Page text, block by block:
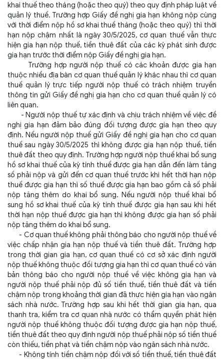
khai thuế theo tháng (hoặc theo quý) theo quy định pháp luật về
quản lý thuế. Trường hợp Giấy đề nghị gia hạn không nộp cùng
với thời điểm nộp hồ sơ khai thuế tháng (hoặc theo quý) thì thời
hạn nộp chậm nhất là ngày 30/5/2025, cơ quan thuế vẫn thực
hiện gia hạn nộp thuế, tiền thuê đất của các kỳ phát sinh được
gia hạn trước thời điểm nộp Giấy đề nghị gia hạn.
Trường hợp người nộp thuế có các khoản được gia hạn
thuộc nhiều địa bàn cơ quan thuế quản lý khác nhau thì cơ quan
thuế quản lý trực tiếp người nộp thuế có trách nhiệm truyền
thông tin gửi Giấy đề nghị gia hạn cho cơ quan thuế quản lý có
liên quan.
- Người nộp thuế tự xác định và chịu trách nhiệm về việc đề
nghị gia hạn đảm bảo đúng đối tượng được gia hạn theo quy
định. Nếu người nộp thuế gửi Giấy đề nghị gia hạn cho cơ quan
thuế sau ngày 30/5/2025 thì không được gia hạn nộp thuế, tiền
thuê đất theo quy định. Trường hợp người nộp thuế khai bổ sung
hồ sơ khai thuế của kỳ tính thuế được gia hạn dẫn đến làm tăng
số phải nộp và gửi đến cơ quan thuế trước khi hết thời hạn nộp
thuế được gia hạn thì số thuế được gia hạn bao gồm cả số phải
nộp tăng thêm do khai bổ sung. Nếu người nộp thuế khai bổ
sung hồ sơ khai thuế của kỳ tính thuế được gia hạn sau khi hết
thời hạn nộp thuế được gia hạn thì không được gia hạn số phải
nộp tăng thêm do khai bổ sung.
- Cơ quan thuế không phải thông báo cho người nộp thuế về
việc chấp nhận gia hạn nộp thuế và tiền thuê đất. Trường hợp
trong thời gian gia hạn, cơ quan thuế có cơ sở xác định người
nộp thuế không thuộc đối tượng gia hạn thì cơ quan thuế có văn
bản thông báo cho người nộp thuế về việc không gia hạn và
người nộp thuế phải nộp đủ số tiền thuế, tiền thuê đất và tiền
chậm nộp trong khoảng thời gian đã thực hiện gia hạn vào ngân
sách nhà nước. Trường hợp sau khi hết thời gian gia hạn, qua
thanh tra, kiểm tra cơ quan nhà nước có thẩm quyền phát hiện
người nộp thuế không thuộc đối tượng được gia hạn nộp thuế,
tiền thuê đất theo quy định người nộp thuế phải nộp số tiền thuế
còn thiếu, tiền phạt và tiền chậm nộp vào ngân sách nhà nước.
- Không tính tiền chậm nộp đối với số tiền thuế, tiền thuê đất